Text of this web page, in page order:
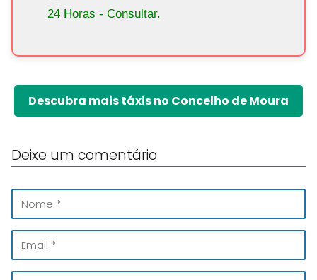
24 Horas - Consultar.
Descubra mais táxis no Concelho de Moura
Deixe um comentário